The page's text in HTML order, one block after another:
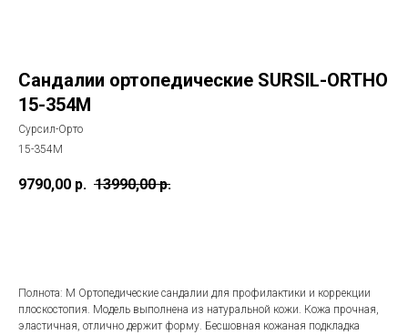
Сандалии ортопедические SURSIL-ORTHO
15-354M
Сурсил-Орто
15-354M
9790,00 р. 13990,00 р.
Полнота: M Ортопедические сандалии для профилактики и коррекции
плоскостопия. Модель выполнена из натуральной кожи. Кожа прочная,
эластичная, отлично держит форму. Бесшовная кожаная подкладка